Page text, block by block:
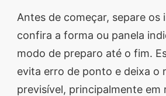
Antes de começar, separe os
confira a forma ou panela
modo de preparo até o fim.
evita erro de ponto e deixa o
previsível, principalmente em